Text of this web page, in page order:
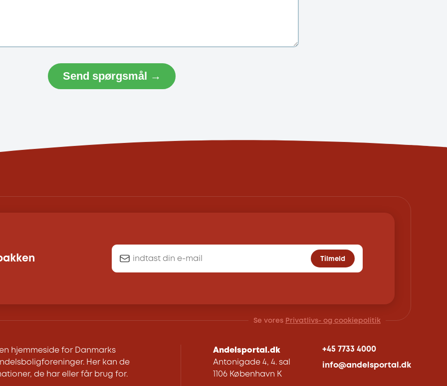
Send spørgsmål →
Tilmeld
Se vores Privatlivs- og cookiepolitik
hjemmeside for Danmarks
Her kan de
de har eller får brug for.
Andelsportal.dk
Antonigade 4, 4. sal
1106 København K
+45 7733 4000
info@andelsportal.dk